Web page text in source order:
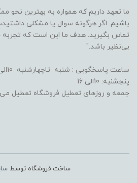
ما تعهد داریم که همواره به بهترین نحو
باشیم. اگر هرگونه سوال یا مشکلی
تماس بگیرید. هدف ما این است که تجربه
بی‌نظیر باشد."
ساعت پاسخگویی : شنبه تاچهارشنبه 10الی18
پنجشنبه: 10الی 16
جمعه و روزهای تعطیل فروشگاه تعطیل
ساخت فروشگاه توسط